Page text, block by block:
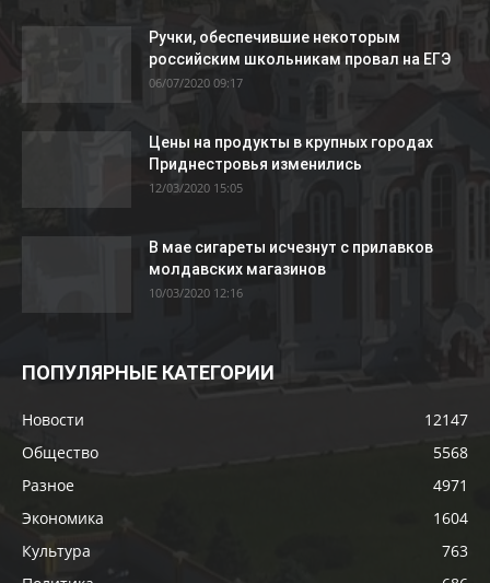
Ручки, обеспечившие некоторым
российским школьникам провал на ЕГЭ
06/07/2020 09:17
Цены на продукты в крупных городах
Приднестровья изменились
12/03/2020 15:05
В мае сигареты исчезнут с прилавков
молдавских магазинов
10/03/2020 12:16
ПОПУЛЯРНЫЕ КАТЕГОРИИ
Новости
12147
Общество
5568
Разное
4971
Экономика
1604
Культура
763